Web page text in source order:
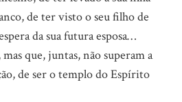
de ter visto o seu filho de
da sua futura esposa…
que, juntas, não superam a
de ser o templo do Espírito